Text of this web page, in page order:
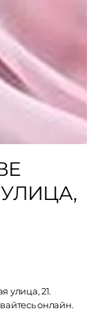
улица, 21.
онлайн.